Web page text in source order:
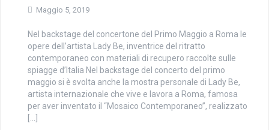
Maggio 5, 2019
Nel backstage del concertone del Primo Maggio a Roma le
opere dell’artista Lady Be, inventrice del ritratto
contemporaneo con materiali di recupero raccolte sulle
spiagge d’Italia Nel backstage del concerto del primo
maggio si è svolta anche la mostra personale di Lady Be,
artista internazionale che vive e lavora a Roma, famosa
per aver inventato il “Mosaico Contemporaneo”, realizzato